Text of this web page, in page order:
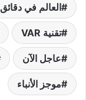
العالم في دقائق
تقنية VAR
عاجل الآن
موجز الأنباء